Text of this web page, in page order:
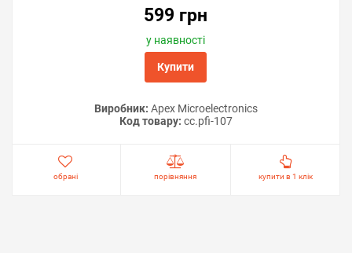
599 грн
у наявності
Купити
Виробник: Apex Microelectronics
Код товару: cc.pfi-107
обрані порівняння купити в 1 клік